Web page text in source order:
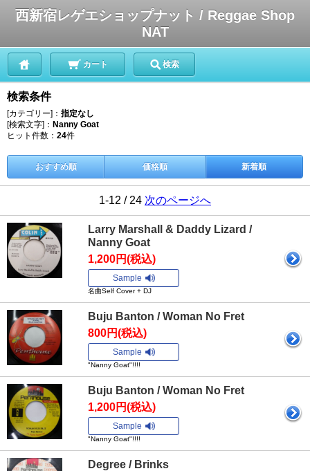
西新宿レゲエショップナット / Reggae Shop
NAT
カート 検索
検索条件
[カテゴリー]： 指定なし
[検索文字]： Nanny Goat
ヒット件数： 24件
おすすめ順 価格順 新着順
1-12 / 24 次のページへ
Larry Marshall & Daddy Lizard /
Nanny Goat
1,200円(税込)
Sample
名曲Self Cover + DJ
Buju Banton / Woman No Fret
800円(税込)
Sample
"Nanny Goat"!!!!
Buju Banton / Woman No Fret
1,200円(税込)
Sample
"Nanny Goat"!!!!
Degree / Brinks